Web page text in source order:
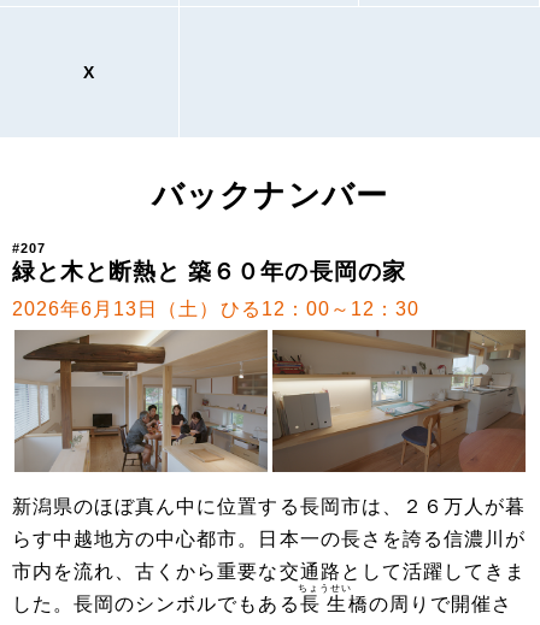
X
バックナンバー
#207
緑と木と断熱と 築６０年の長岡の家
2026年6月13日（土）ひる12：00～12：30
新潟県のほぼ真ん中に位置する長岡市は、２６万人が暮
らす中越地方の中心都市。日本一の長さを誇る信濃川が
市内を流れ、古くから重要な交通路として活躍してきま
した。長岡のシンボルでもある長生
ちょうせい
橋の周りで開催さ